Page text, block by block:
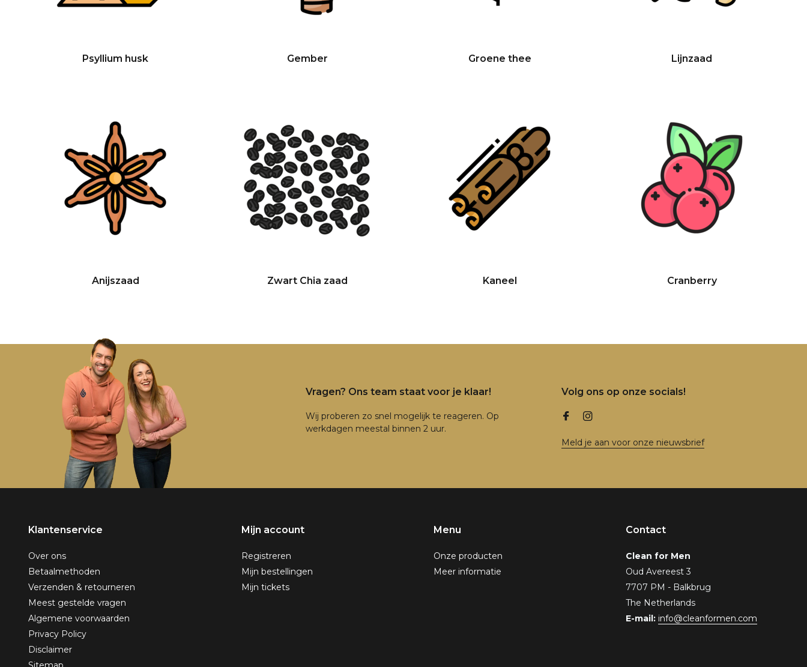
Psyllium husk Gember Groene thee Lijnzaad
Anijszaad Zwart Chia zaad Kaneel Cranberry
Vragen? Ons team staat voor je klaar!
Wij proberen zo snel mogelijk te reageren. Op
werkdagen meestal binnen 2 uur.
Volg ons op onze socials!
Meld je aan voor onze nieuwsbrief
Klantenservice
Over ons
Betaalmethoden
Verzenden & retourneren
Meest gestelde vragen
Algemene voorwaarden
Privacy Policy
Disclaimer
Mijn account
Registreren
Mijn bestellingen
Mijn tickets
Menu
Onze producten
Meer informatie
Contact
Clean for Men
Oud Avereest 3
7707 PM - Balkbrug
The Netherlands
E-mail: info@cleanformen.com